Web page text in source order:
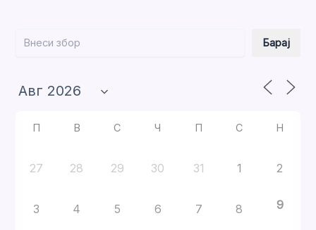
Барај
П В С Ч П С Н
27 28 29 30 31 1 2
3 4 5 6 7 8 9